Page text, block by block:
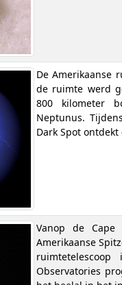
De Amerikaanse
de ruimte werd
800 kilometer
Neptunus.
Dark Spot ontdekt
Vanop de
Amerikaanse
Observatories